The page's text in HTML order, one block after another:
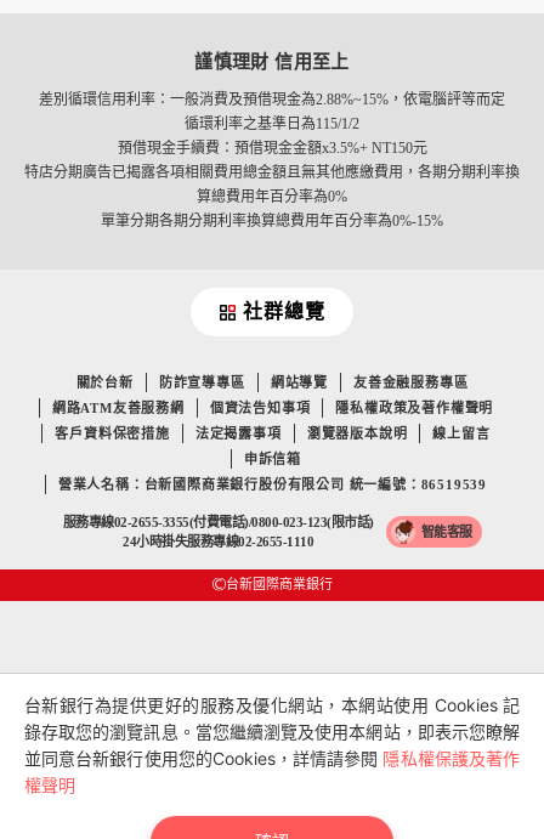
謹慎理財 信用至上
差別循環信用利率：一般消費及預借現金為2.88%~15%，依電腦評等而定
循環利率之基準日為115/1/2
預借現金手續費：預借現金金額x3.5%+ NT150元
特店分期廣告已揭露各項相關費用總金額且無其他應繳費用，各期分期利率換
算總費用年百分率為0%
單筆分期各期分期利率換算總費用年百分率為0%-15%
社群總覽
關於台新 防詐宣導專區 網站導覽
友善金融服務專區
網路ATM友善服務網
個資法告知事項
隱私權政策及著作權聲明
客戶資料保密措施
法定揭露事項 瀏覽器版本說明
線上留言
申訴信箱
營業人名稱：台新國際商業銀行股份有限公司 統一編號：86519539
服務專線02-2655-3355(付費電話)/0800-023-123(限市話)
24小時掛失服務專線02-2655-1110
智能客服
台新國際商業銀行
台新銀行為提供更好的服務及優化網站，本網站使用 Cookies 記
錄存取您的瀏覽訊息。當您繼續瀏覽及使用本網站，即表示您瞭解
並同意台新銀行使用您的Cookies，詳情請參閱 隱私權保護及著作
權聲明